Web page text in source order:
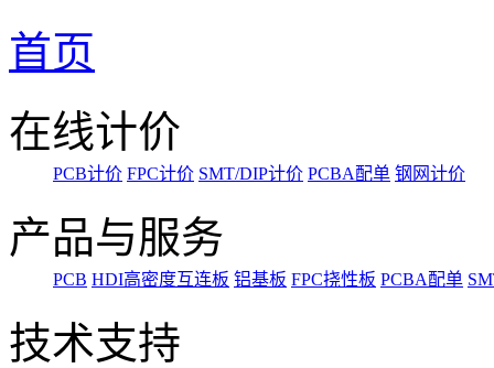
首页
在线计价
PCB计价 FPC计价 SMT/DIP计价 PCBA配单 钢网计价
产品与服务
PCB HDI高密度互连板 铝基板 FPC挠性板 PCBA配单
技术支持